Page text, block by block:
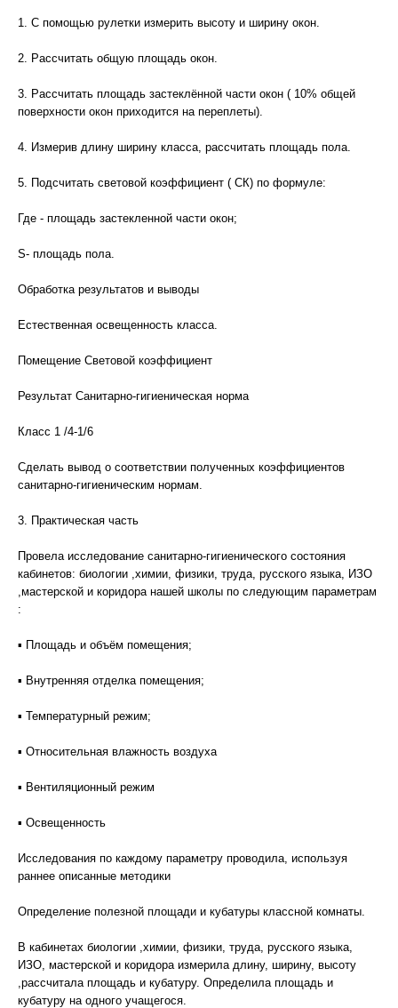
1. С помощью рулетки измерить высоту и ширину окон.
2. Рассчитать общую площадь окон.
3. Рассчитать площадь застеклённой части окон ( 10% общей
поверхности окон приходится на переплеты).
4. Измерив длину ширину класса, рассчитать площадь пола.
5. Подсчитать световой коэффициент ( СК) по формуле:
Где - площадь застекленной части окон;
S- площадь пола.
Обработка результатов и выводы
Естественная освещенность класса.
Помещение Световой коэффициент
Результат Санитарно-гигиеническая норма
Класс 1 /4-1/6
Сделать вывод о соответствии полученных коэффициентов
санитарно-гигиеническим нормам.
3. Практическая часть
Провела исследование санитарно-гигиенического состояния
кабинетов: биологии ,химии, физики, труда, русского языка, ИЗО
,мастерской и коридора нашей школы по следующим параметрам
:
▪ Площадь и объём помещения;
▪ Внутренняя отделка помещения;
▪ Температурный режим;
▪ Относительная влажность воздуха
▪ Вентиляционный режим
▪ Освещенность
Исследования по каждому параметру проводила, используя
раннее описанные методики
Определение полезной площади и кубатуры классной комнаты.
В кабинетах биологии ,химии, физики, труда, русского языка,
ИЗО, мастерской и коридора измерила длину, ширину, высоту
,рассчитала площадь и кубатуру. Определила площадь и
кубатуру на одного учащегося.